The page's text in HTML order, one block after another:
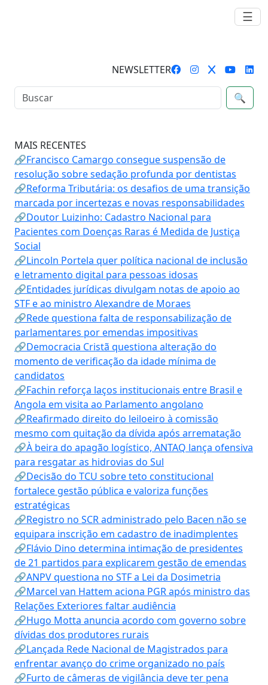
☰
NEWSLETTER
🔍
MAIS RECENTES
🔗Francisco Camargo consegue suspensão de
resolução sobre sedação profunda por dentistas
🔗Reforma Tributária: os desafios de uma transição
marcada por incertezas e novas responsabilidades
🔗Doutor Luizinho: Cadastro Nacional para
Pacientes com Doenças Raras é Medida de Justiça
Social
🔗Lincoln Portela quer política nacional de inclusão
e letramento digital para pessoas idosas
🔗Entidades jurídicas divulgam notas de apoio ao
STF e ao ministro Alexandre de Moraes
🔗Rede questiona falta de responsabilização de
parlamentares por emendas impositivas
🔗Democracia Cristã questiona alteração do
momento de verificação da idade mínima de
candidatos
🔗Fachin reforça laços institucionais entre Brasil e
Angola em visita ao Parlamento angolano
🔗Reafirmado direito do leiloeiro à comissão
mesmo com quitação da dívida após arrematação
🔗À beira do apagão logístico, ANTAQ lança ofensiva
para resgatar as hidrovias do Sul
🔗Decisão do TCU sobre teto constitucional
fortalece gestão pública e valoriza funções
estratégicas
🔗Registro no SCR administrado pelo Bacen não se
equipara inscrição em cadastro de inadimplentes
🔗Flávio Dino determina intimação de presidentes
de 21 partidos para explicarem gestão de emendas
🔗ANPV questiona no STF a Lei da Dosimetria
🔗Marcel van Hattem aciona PGR após ministro das
Relações Exteriores faltar audiência
🔗Hugo Motta anuncia acordo com governo sobre
dívidas dos produtores rurais
🔗Lançada Rede Nacional de Magistrados para
enfrentar avanço do crime organizado no país
🔗Furto de câmeras de vigilância deve ter pena